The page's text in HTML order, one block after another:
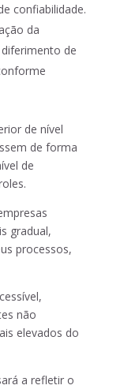
confiabilidade.
da
de
de nível
de forma
de
gradual,
processos,
não
elevados do
a refletir o